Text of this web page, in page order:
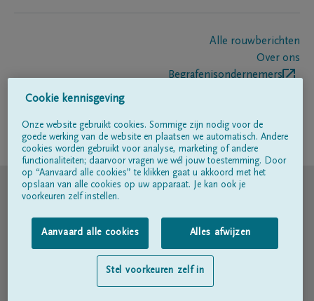
Alle rouwberichten
Over ons
Begrafenisondernemers
Volg ons op
© DELA
Gebruiksvoorwaarden
Privacyverklaring
Toegankelijkheidsverklaring
Cookie kennisgeving
Onze website gebruikt cookies. Sommige zijn nodig voor de
goede werking van de website en plaatsen we automatisch. Andere
cookies worden gebruikt voor analyse, marketing of andere
functionaliteiten; daarvoor vragen we wél jouw toestemming. Door
op “Aanvaard alle cookies” te klikken gaat u akkoord met het
opslaan van alle cookies op uw apparaat. Je kan ook je
voorkeuren zelf instellen.
Aanvaard alle cookies Alles afwijzen
Stel voorkeuren zelf in